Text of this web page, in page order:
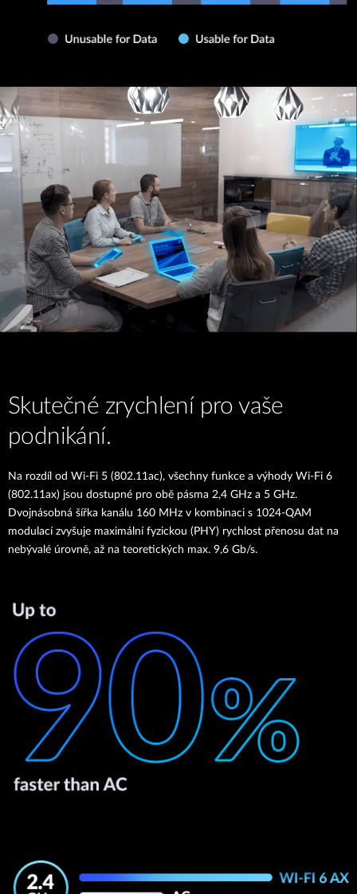
Skutečné zrychlení pro vaše
podnikání.
Na rozdíl od Wi-Fi 5 (802.11ac), všechny funkce a výhody Wi-Fi 6
(802.11ax) jsou dostupné pro obě pásma 2,4 GHz a 5 GHz.
Dvojnásobná šířka kanálu 160 MHz v kombinaci s 1024-QAM
modulací zvyšuje maximální fyzickou (PHY) rychlost přenosu dat na
nebývalé úrovně, až na teoretických max. 9,6 Gb/s.